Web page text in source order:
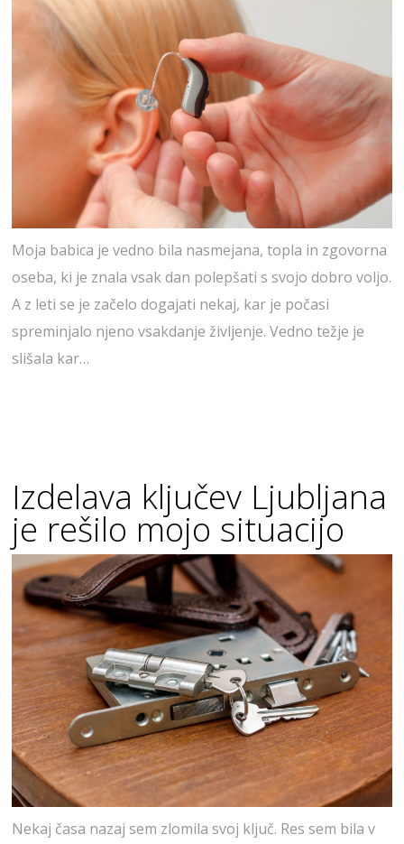
Moja babica je vedno bila nasmejana, topla in zgovorna
oseba, ki je znala vsak dan polepšati s svojo dobro voljo.
A z leti se je začelo dogajati nekaj, kar je počasi
spreminjalo njeno vsakdanje življenje. Vedno težje je
slišala kar…
Izdelava ključev Ljubljana
je rešilo mojo situacijo
Nekaj časa nazaj sem zlomila svoj ključ. Res sem bila v